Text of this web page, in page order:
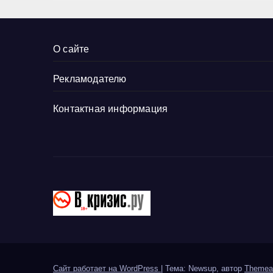
О сайте
Рекламодателю
Контактная информация
Сайт работает на WordPress Тема: Newsup, автор